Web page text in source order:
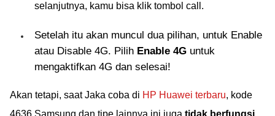
selanjutnya, kamu bisa klik tombol call.
Setelah itu akan muncul dua pilihan, untuk Enable
atau Disable 4G. Pilih Enable 4G untuk
mengaktifkan 4G dan selesai!
Akan tetapi, saat Jaka coba di HP Huawei terbaru, kode
4636 Samsung dan tipe lainnya ini juga tidak berfungsi